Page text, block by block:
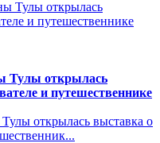
Тулы открылась
и путешественнике
открылась выставка о